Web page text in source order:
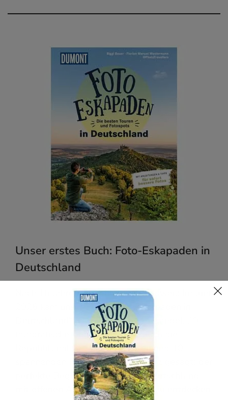
Unser erstes Buch: Foto-Eskapaden in
Deutschland
Nach 16 Jahren Reiseblog ist es soweit: Im Juni
2026 kam unser Buch „Foto-Eskapaden in
(DUMONT) in den Handel. 30
fotografische Abenteuer quer durch die
Republik, mit GPS-Tracks, Karten und 10
spannenden Foto-Challenges.Kurz gesagt: der
perfekte Begleiter für alle, die Deutschland
mit offenen Augen und Kamera neu entdecken